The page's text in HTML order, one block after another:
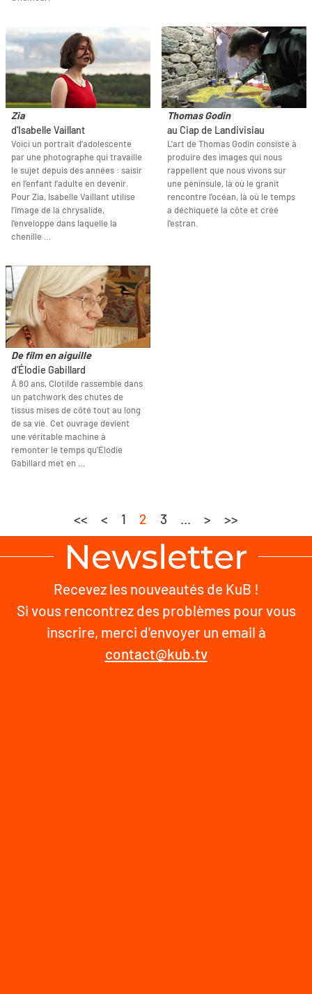
Zia
d'Isabelle Vaillant
Voici un portrait d’adolescente
par une photographe qui travaille
le sujet depuis des années : saisir
en l’enfant l’adulte en devenir.
Pour Zia, Isabelle Vaillant utilise
l’image de la chrysalide,
l’enveloppe dans laquelle la
chenille …
Thomas Godin
au Ciap de Landivisiau
L'art de Thomas Godin consiste à
produire des images qui nous
rappellent que nous vivons sur
une péninsule, là où le granit
rencontre l'océan, là où le temps
a déchiqueté la côte et créé
l'estran.
De film en aiguille
d'Élodie Gabillard
À 80 ans, Clotilde rassemble dans
un patchwork des chutes de
tissus mises de côté tout au long
de sa vie. Cet ouvrage devient
une véritable machine à
remonter le temps qu’Élodie
Gabillard met en …
<< < 1 2 3 ... > >>
Newsletter
Recevez les nouveautés de KuB !
Si vous rencontrez des problèmes pour vous
inscrire, merci d'envoyer un email à
contact@kub.tv